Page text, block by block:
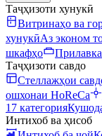
Таҷҳизоти хунукӣ
Витринаҳо ва
хунукӣАз эконом
шкафҳо
Таҷҳизоти савдо
Стеллажҳои
ошхонаи HoReCa
17 категория
Интихоб ва ҳисоб